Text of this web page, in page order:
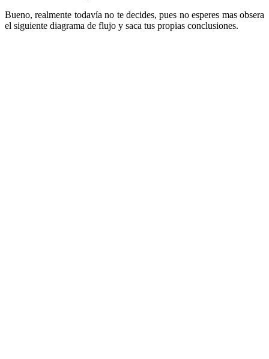
Bueno, realmente todavía no te decides, pues no esperes mas obsera
el siguiente diagrama de flujo y saca tus propias conclusiones.